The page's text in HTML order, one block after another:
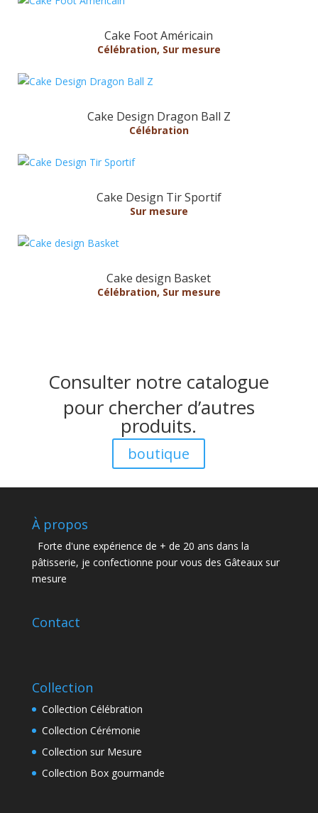
Cake Foot Américain
Célébration, Sur mesure
Cake Design Dragon Ball Z
Célébration
Cake Design Tir Sportif
Sur mesure
Cake design Basket
Célébration, Sur mesure
Consulter notre catalogue
pour chercher d’autres
produits.
boutique
À propos
Forte d'une expérience de + de 20 ans dans la
pâtisserie, je confectionne pour vous des Gâteaux sur
mesure
Contact
Collection
Collection Célébration
Collection Cérémonie
Collection sur Mesure
Collection Box gourmande